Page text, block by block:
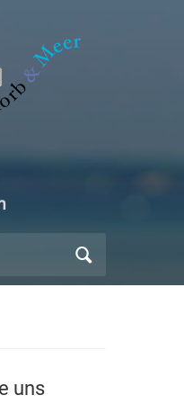
uns